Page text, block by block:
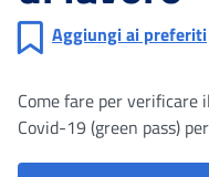
Aggiungi ai preferiti
Come fare per verificare
Covid-19 (green pass)